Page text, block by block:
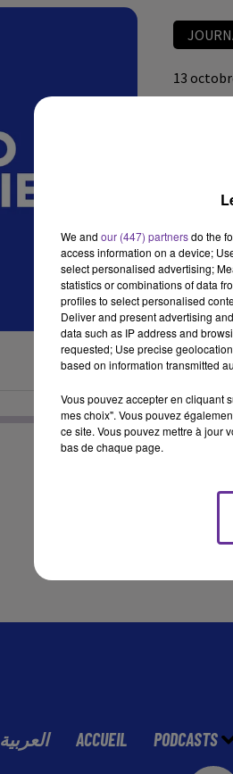
13
العربية ACCUEIL PODCASTS
We and our (447) partnersdo the
access information on a device;
select personalised advertising;
statistics or combinations of data
profiles to select personalised
Deliver and present advertising
data such as IP address and
requested; Use precise
based on information transmitted
Vous pouvez accepter en cliquant
mes choix". Vous pouvez
ce site. Vous pouvez mettre à jour
bas de chaque page.